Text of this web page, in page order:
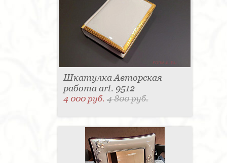
Шкатулка Авторская
работа art. 9512
4 000 руб.4 800 руб.